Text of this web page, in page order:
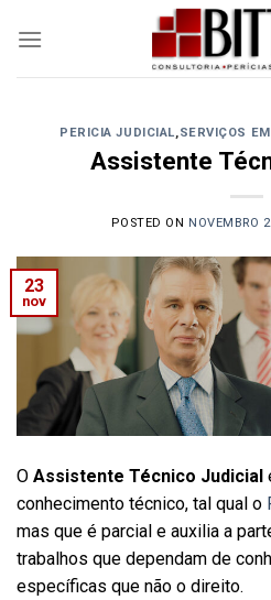
PERICIA JUDICIAL,SERVIÇOS
Assistente
POSTED ON NOVEMBRO
23
nov
O Assistente Técnico Judicial
conhecimento técnico, tal qual o
mas que é parcial e auxilia a
trabalhos que dependam de
específicas que não o direito.